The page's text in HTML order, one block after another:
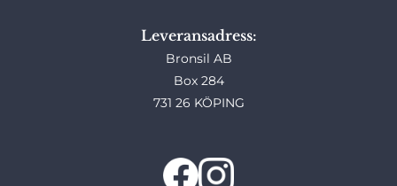
Leveransadress:
Bronsil AB
Box 284
731 26 KÖPING